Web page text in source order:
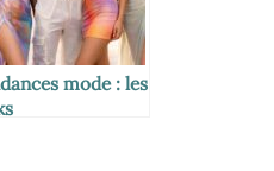
mode : les